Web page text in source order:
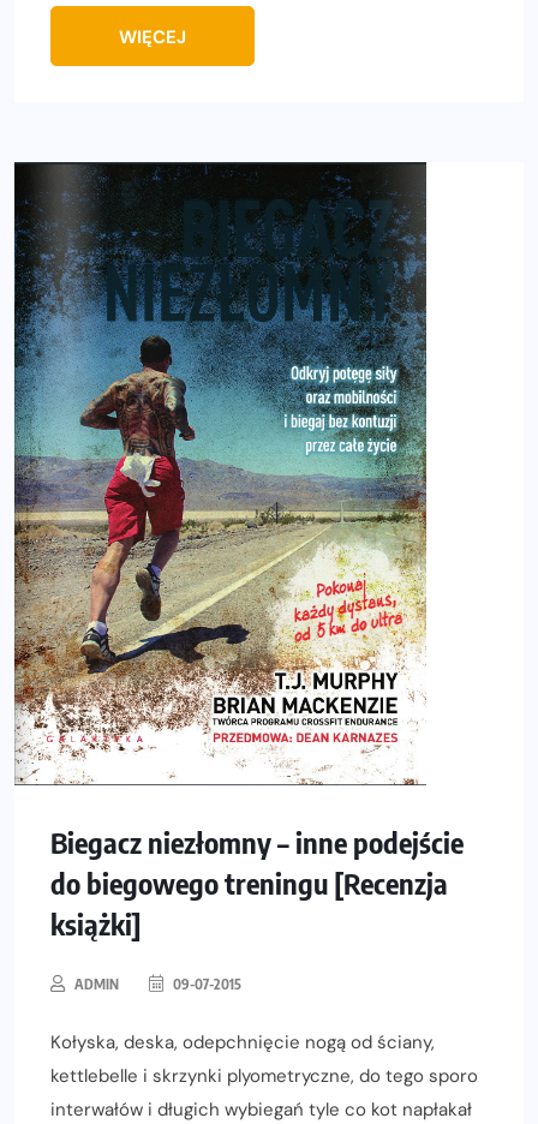
WIĘCEJ
Biegacz niezłomny – inne podejście
do biegowego treningu [Recenzja
książki]
ADMIN 09-07-2015
Kołyska, deska, odepchnięcie nogą od ściany,
kettlebelle i skrzynki plyometryczne, do tego sporo
interwałów i długich wybiegań tyle co kot napłakał